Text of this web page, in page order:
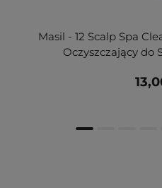
Masil - 12 Scalp Spa
Oczyszczający do